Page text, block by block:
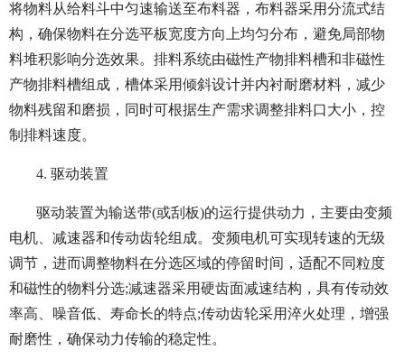
将物料从给料斗中匀速输送至布料器，布料器采用分流式结
构，确保物料在分选平板宽度方向上均匀分布，避免局部物
料堆积影响分选效果。排料系统由磁性产物排料槽和非磁性
产物排料槽组成，槽体采用倾斜设计并内衬耐磨材料，减少
物料残留和磨损，同时可根据生产需求调整排料口大小，控
制排料速度。
4. 驱动装置
驱动装置为输送带(或刮板)的运行提供动力，主要由变频
电机、减速器和传动齿轮组成。变频电机可实现转速的无级
调节，进而调整物料在分选区域的停留时间，适配不同粒度
和磁性的物料分选;减速器采用硬齿面减速结构，具有传动效
率高、噪音低、寿命长的特点;传动齿轮采用淬火处理，增强
耐磨性，确保动力传输的稳定性。